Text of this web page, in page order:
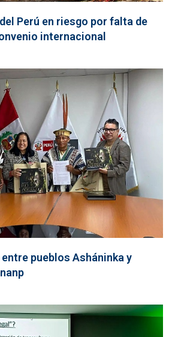
Perú en riesgo por falta de
internacional
pueblos Asháninka y